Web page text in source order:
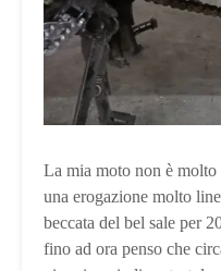
La mia moto non è molto
una erogazione molto
beccata del bel sale per
fino ad ora penso che